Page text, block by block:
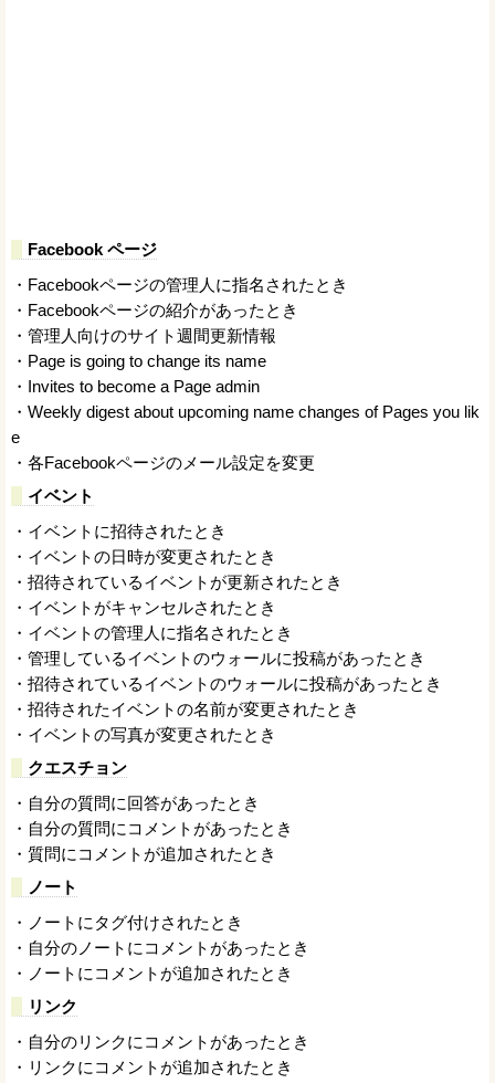
Facebook ページ
・Facebookページの管理人に指名されたとき
・Facebookページの紹介があったとき
・管理人向けのサイト週間更新情報
・Page is going to change its name
・Invites to become a Page admin
・Weekly digest about upcoming name changes of Pages you lik
e
・各Facebookページのメール設定を変更
イベント
・イベントに招待されたとき
・イベントの日時が変更されたとき
・招待されているイベントが更新されたとき
・イベントがキャンセルされたとき
・イベントの管理人に指名されたとき
・管理しているイベントのウォールに投稿があったとき
・招待されているイベントのウォールに投稿があったとき
・招待されたイベントの名前が変更されたとき
・イベントの写真が変更されたとき
クエスチョン
・自分の質問に回答があったとき
・自分の質問にコメントがあったとき
・質問にコメントが追加されたとき
ノート
・ノートにタグ付けされたとき
・自分のノートにコメントがあったとき
・ノートにコメントが追加されたとき
リンク
・自分のリンクにコメントがあったとき
・リンクにコメントが追加されたとき